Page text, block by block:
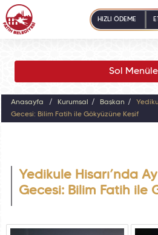
HIZLI ÖDEME
Sol
Anasayfa Kurumsal Başkan
Gecesi: Bilim Fatih ile Gökyüzüne Keşif
Yedikule Hisarı’nda
Gecesi: Bilim Fatih ile